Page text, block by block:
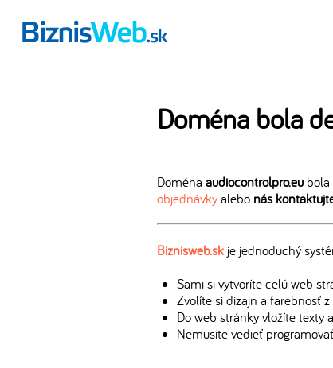
Doména bola
Doména audiocontrolpro.eu
objednávkyalebo nás
Biznisweb.sk je jednoduchý
Sami si vytvoríte celú web
Zvolíte si dizajn a farebnosť
Do web stránky vložíte texty
Nemusíte vedieť